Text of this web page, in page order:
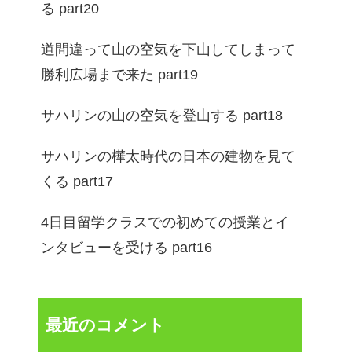
る part20
道間違って山の空気を下山してしまって
勝利広場まで来た part19
サハリンの山の空気を登山する part18
サハリンの樺太時代の日本の建物を見て
くる part17
4日目留学クラスでの初めての授業とイ
ンタビューを受ける part16
最近のコメント